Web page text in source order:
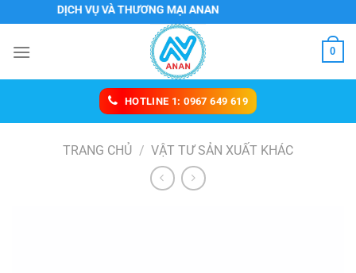
đến
nội
DỊCH VỤ VÀ THƯƠNG MẠI ANAN
0
HOTLINE 1: 0967 649 619
TRANG CHỦ / VẬT TƯ SẢN XUẤT KHÁC